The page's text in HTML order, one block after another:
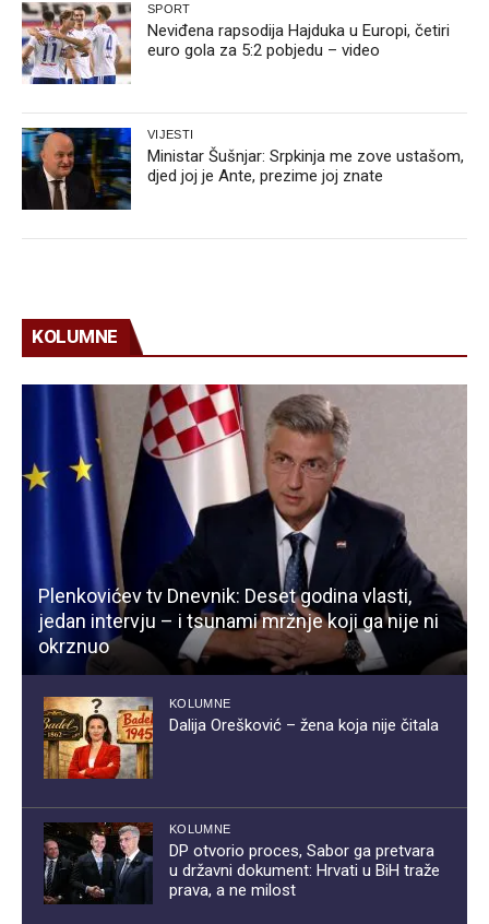
SPORT
Neviđena rapsodija Hajduka u Europi, četiri
euro gola za 5:2 pobjedu – video
VIJESTI
Ministar Šušnjar: Srpkinja me zove ustašom,
djed joj je Ante, prezime joj znate
KOLUMNE
Plenkovićev tv Dnevnik: Deset godina vlasti,
jedan intervju – i tsunami mržnje koji ga nije ni
okrznuo
KOLUMNE
Dalija Orešković – žena koja nije čitala
KOLUMNE
DP otvorio proces, Sabor ga pretvara
u državni dokument: Hrvati u BiH traže
prava, a ne milost